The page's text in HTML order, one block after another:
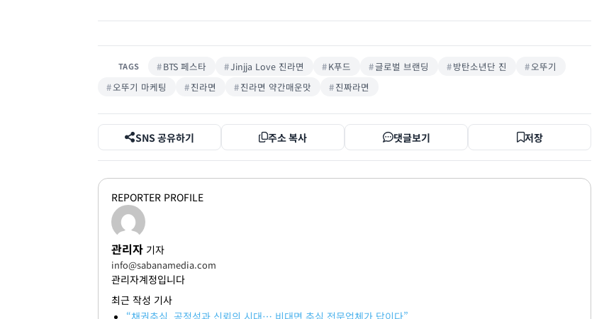
TAGS BTS 페스타 Jinjja Love 진라면 K푸드 글로벌 브랜딩 방탄소년단 진
오뚜기
오뚜기 마케팅
진라면 진라면 약간매운맛 진짜라면
SNS 공유하기 주소 복사 댓글보기 저장
REPORTER PROFILE
관리자 기자
info@sabanamedia.com
관리자계정입니다
최근 작성 기사
“채권추심, 공정성과 신뢰의 시대… 비대면 추심 전문업체가 답이다”